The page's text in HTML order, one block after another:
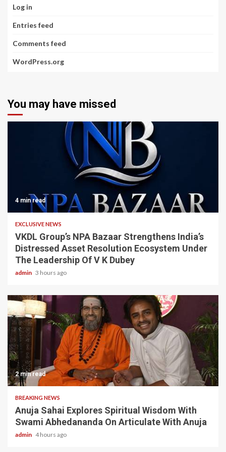
Log in
Entries feed
Comments feed
WordPress.org
You may have missed
4 min read
EXCLUSIVE NEWS
VKDL Group’s NPA Bazaar Strengthens India’s
Distressed Asset Resolution Ecosystem Under
The Leadership Of V K Dubey
admin 3 hours ago
2 min read
BREAKING NEWS
Anuja Sahai Explores Spiritual Wisdom With
Swami Abhedananda On Articulate With Anuja
admin 4 hours ago